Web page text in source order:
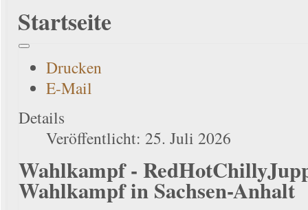
Startseite
Drucken
E-Mail
Details
Veröffentlicht: 25. Juli 2026
Wahlkampf -
Wahlkampf in Sachsen-Anhalt